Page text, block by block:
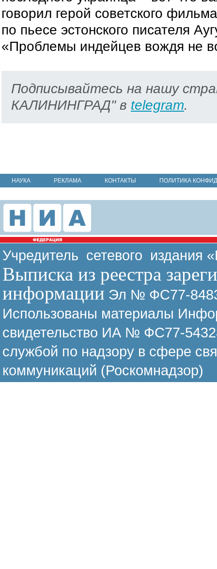
говорил герой советского
по пьесе эстонского писателя
«Проблемы индейцев вождя не
Подписывайтесь на нашу
КАЛИНИНГРАД" в telegram.
НАУКА РЕКЛАМА КОНТАКТЫ ПОЛИТИКА
Учредитель сетевого издания
Выписка из реестра
информации Эл № ФС77-
Использованы материалы
свидетельство ИА № ФС77-
службой по надзору в сфере
коммуникаций (Роскомнадзор)